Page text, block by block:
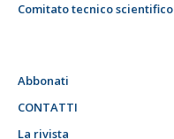
Comitato tecnico scientifico
Abbonati
CONTATTI
La rivista